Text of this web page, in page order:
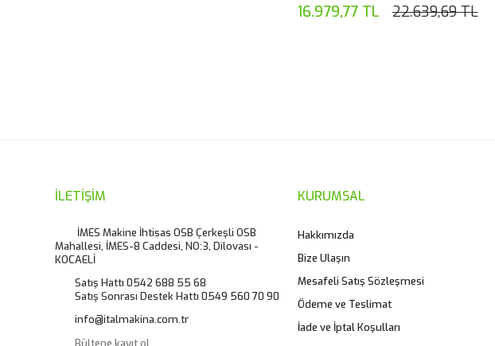
16.979,77 TL 22.639,69 TL
İLETİŞİM
İMES Makine İhtisas OSB Çerkeşli OSB
Mahallesi, İMES-8 Caddesi, NO:3, Dilovası -
KOCAELİ
Satış Hattı 0542 688 55 68
Satış Sonrası Destek Hattı 0549 560 70 90
info@italmakina.com.tr
KURUMSAL
Hakkımızda
Bize Ulaşın
Mesafeli Satış Sözleşmesi
Ödeme ve Teslimat
İade ve İptal Koşulları